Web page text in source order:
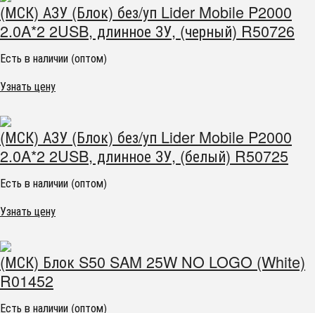
(МСК) АЗУ (Блок) без/уп Lider Mobile P2000
2.0A*2 2USB, длинное ЗУ, (черный) R50726
Есть в наличии (оптом)
Узнать цену
(МСК) АЗУ (Блок) без/уп Lider Mobile P2000
2.0A*2 2USB, длинное ЗУ, (белый) R50725
Есть в наличии (оптом)
Узнать цену
(МСК) Блок S50 SAM 25W NO LOGO (White)
R01452
Есть в наличии (оптом)